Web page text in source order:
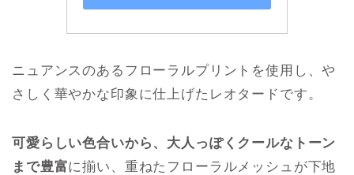
ニュアンスのあるフローラルプリントを使用し、や
さしく華やかな印象に仕上げたレオタードです。
可愛らしい色合いから、大人っぽくクールなトーン
まで豊富に揃い、重ねたフローラルメッシュが下地